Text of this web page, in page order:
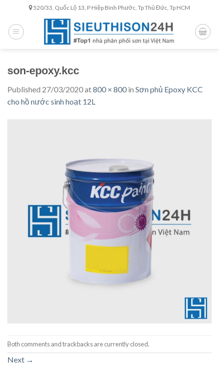
content
520/33, Quốc Lộ 13, P Hiệp Bình Phước, Tp Thủ Đức, Tp HCM
son-epoxy.kcc
Published 27/03/2020at800 × 800 in Sơn phủ Epoxy KCC
cho hồ nước sinh hoạt 12L
Both comments and trackbacks are currently closed.
Next →